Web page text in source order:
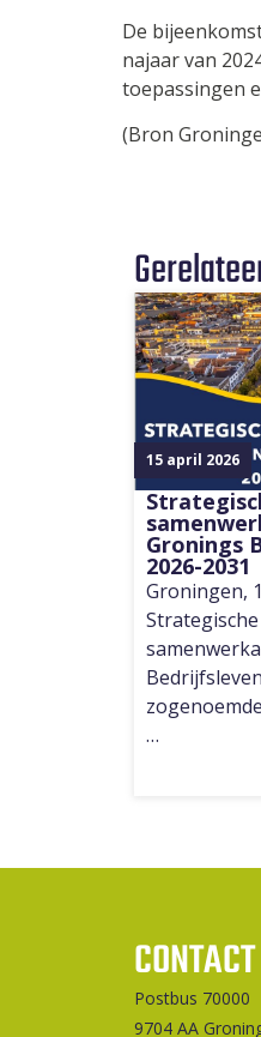
De
najaar van
toepassingen
(Bron
15 april 2026
Gronings
2026-2031
Groningen,
Strategische
zogenoemde
…
CONTACT
Postbus 70000
9704 AA